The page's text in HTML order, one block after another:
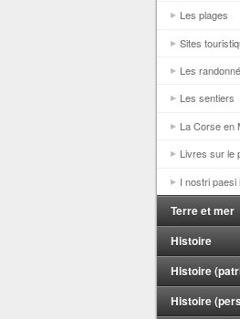
Les plages
Sites
Les
Les sentiers
La Corse en
Livres sur le
I nostri paesi
Terre et mer
Histoire
Histoire
Histoire